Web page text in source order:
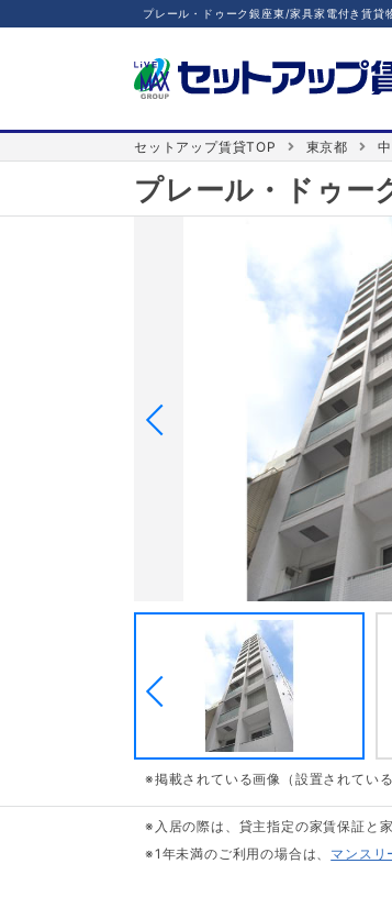
プレール・ドゥーク銀座東/家具家電付き賃貸
セットアップ賃貸TOP 東京都
プレール・ドゥー
※掲載されている画像（設置されてい
※入居の際は、貸主指定の家賃保証と
※1年未満のご利用の場合は、 マンスリ